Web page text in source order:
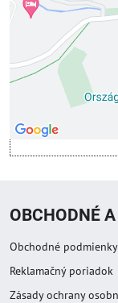
Povoliť a
OBCHODNÉ
Obchodné podmienky
Reklamačný poriadok
Zásady ochrany